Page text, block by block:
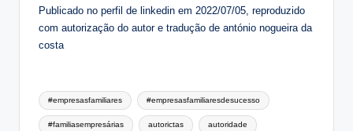
Publicado no perfil de linkedin em 2022/07/05, reproduzido
com autorização do autor e tradução de antónio nogueira da
costa
Tags:
#empresasfamiliares #empresasfamiliaresdesucesso
#familiasempresárias autorictas autoridade